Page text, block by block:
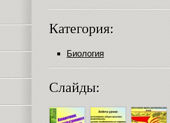
Категория:
Биология
Слайды: